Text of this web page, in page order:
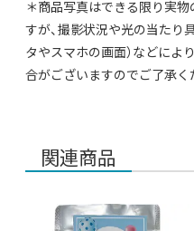
＊商品写真はできる限り実
すが、撮影状況や光の当たり
タやスマホの画面）などによ
合がございますのでご了承く
関連商品